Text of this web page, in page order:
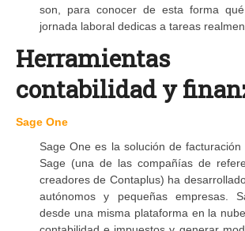
son, para conocer de esta forma
jornada laboral dedicas a tareas
contabilidad y
Sage One
Sage One es la solución de
Sage (una de las compañías de
creadores de Contaplus) ha
autónomos y pequeñas empresas.
desde una misma plataforma en la